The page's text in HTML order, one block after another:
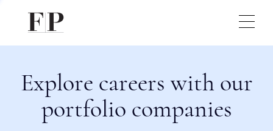
Explore careers with our
portfolio companies